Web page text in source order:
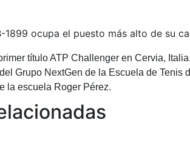
1899 ocupa el puesto más alto de su
título ATP Challenger en Cervia,
Grupo NextGen de la Escuela de
la escuela Roger Pérez.